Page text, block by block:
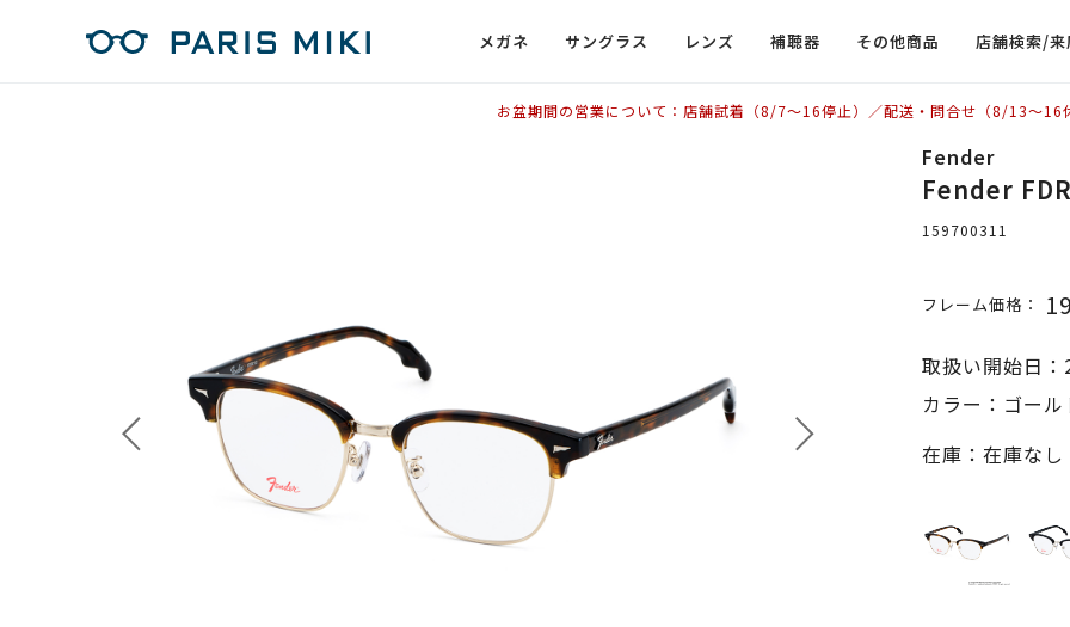
メガネ サングラス レンズ 補聴器 その他商品 店舗検索/
お盆期間の営業について：店舗試着（8/7〜16停止）／配送・問合せ（8/13〜16
Fender
Fender
159700311
フレーム価格：
取扱い開始日
カラー：ゴー
在庫：在庫なし